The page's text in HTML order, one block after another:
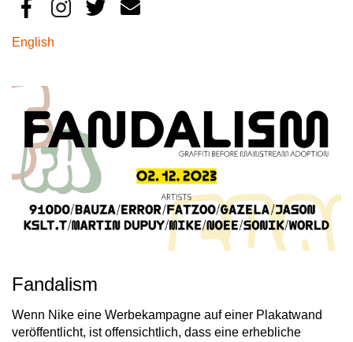
English
Fandalism
Wenn Nike eine Werbekampagne auf einer Plakatwand
veröffentlicht, ist offensichtlich, dass eine erhebliche